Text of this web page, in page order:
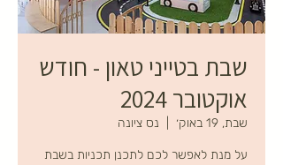
שבת בטייני טאון - חודש
אוקטובר 2024
שבת, 19 באוק׳ נס ציונה
על מנת לאפשר לכם לתכנן תכניות בשבת